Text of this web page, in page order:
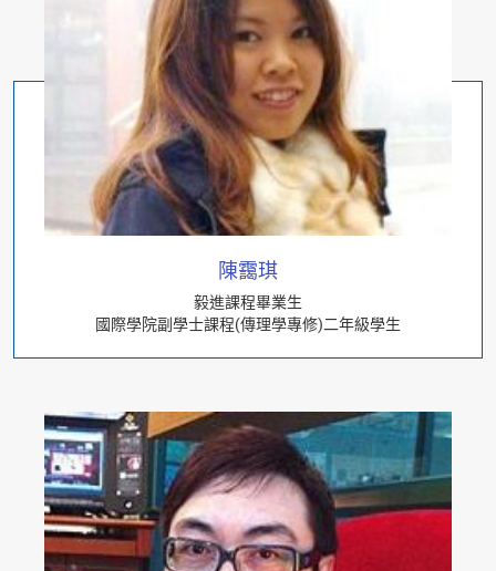
陳靄琪
毅進課程畢業生
國際學院副學士課程(傳理學專修)二年級學生